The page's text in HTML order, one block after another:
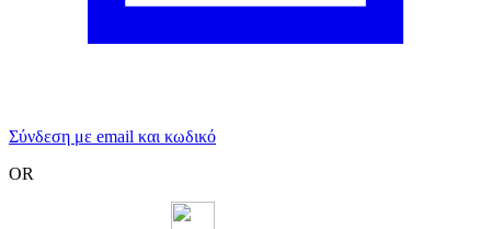
Σύνδεση με email και κωδικό
OR